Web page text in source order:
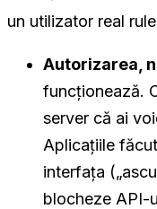
un utilizator real
Autorizarea,
funcționează.
server că ai
Aplicațiile
interfața
blocheze API-